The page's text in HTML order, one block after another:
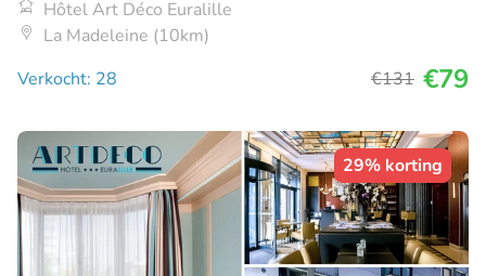
Hôtel Art Déco Euralille
La Madeleine (10km)
Verkocht: 28
€131 €79
29% korting